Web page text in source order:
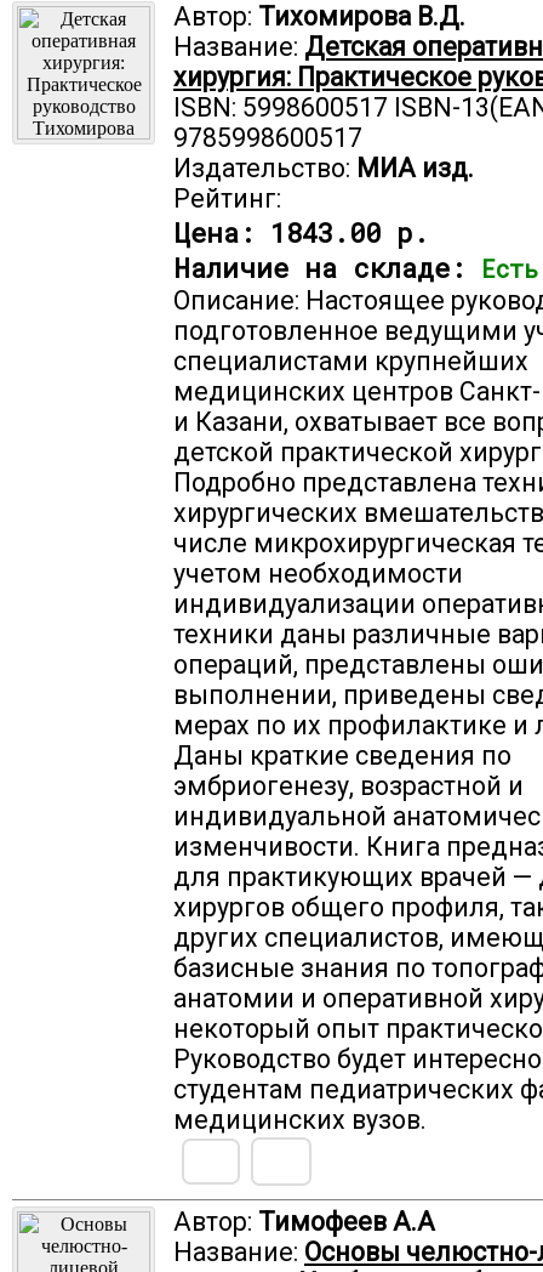
Автор: Тихомирова В.Д.
Название: Детская
хирургия: Практическое
ISBN: 5998600517 ISBN-
9785998600517
Издательство: МИА изд.
Рейтинг:
Цена: 1843.00 р.
Наличие на складе:
Описание: Настоящее
подготовленное ведущими
специалистами крупнейших
медицинских центров Санкт-
и Казани, охватывает все
детской практической
Подробно представлена
хирургических
числе микрохирургическая
учетом необходимости
индивидуализации
техники даны различные
операций, представлены
выполнении, приведены
мерах по их профилактике и
Даны краткие сведения по
эмбриогенезу, возрастной и
индивидуальной
изменчивости. Книга
для практикующих врачей —
хирургов общего профиля,
других специалистов,
базисные знания по
анатомии и оперативной
некоторый опыт
Руководство будет
студентам педиатрических
медицинских вузов.
Автор: Тимофеев А.А
Название: Основы